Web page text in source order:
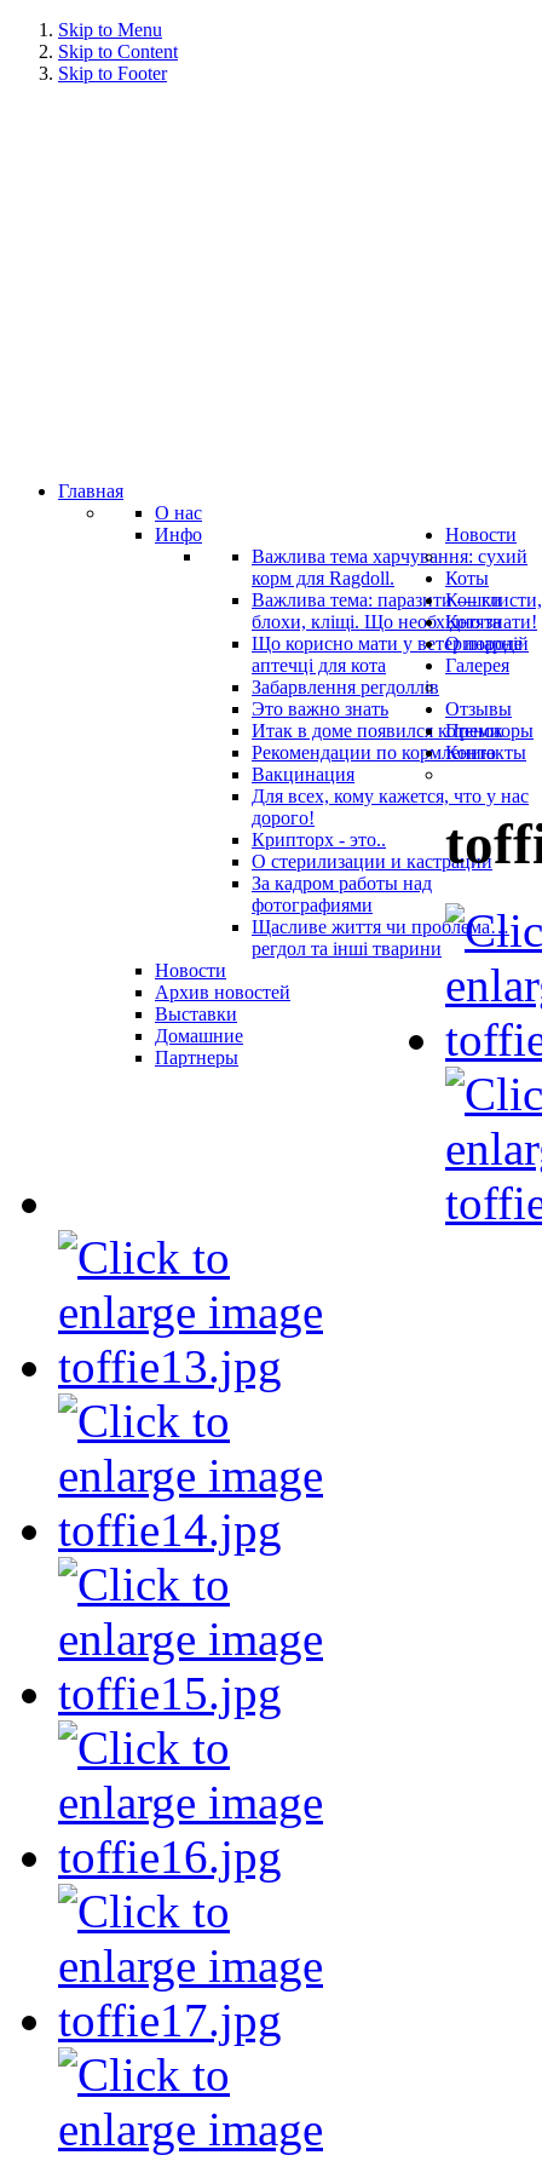
Skip to Menu
Skip to Content
Skip to Footer
Главная
О нас
Инфо
Важлива тема харчування: сухий
корм для Ragdoll.
Важлива тема: паразити — глисти,
блохи, кліщі. Що необхідно знати!
Що корисно мати у ветеринарнiй
аптечцi для кота
Забарвлення регдоллів
Это важно знать
Итак в доме появился котенок
Рекомендации по кормлению
Вакцинация
Для всех, кому кажется, что у нас
дорого!
Крипторх - это..
О стерилизации и кастрации
За кадром работы над
фотографиями
Щасливе життя чи проблема…
регдол та інші тварини
Новости
Новости
Архив новостей
Коты
Кошки
Котята
О породе
Галерея
Выставки
Домашние
Отзывы
Премиоры
Контакты
Партнеры